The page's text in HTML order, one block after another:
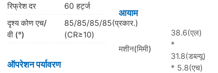
रिफ्रेश दर
60 हर्ट्ज
दृश्य कोण एच/
वी (°)
85/85/85/85(प्रकार.)
(CR≥10)
ऑपरेशन पर्यावरण
आयाम
मशीन(मिमी)
38.6(एल)
*
31.8(डब्ल्यू)
* 5.8(एच)